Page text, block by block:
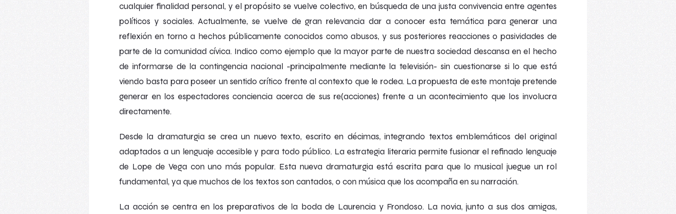
cualquier finalidad personal, y el propósito se vuelve colectivo, en búsqueda de una justa convivencia entre agentes
políticos y sociales. Actualmente, se vuelve de gran relevancia dar a conocer esta temática para generar una
reflexión en torno a hechos públicamente conocidos comoabusos, y sus posteriores reacciones o pasividades de
parte de la comunidad cívica. Indico como ejemplo que la mayor parte de nuestra sociedad descansa en el hecho
de informarse de la contingencia nacional -principalmente mediante la televisión- sin cuestionarse si lo que está
viendo basta para poseer un sentido crítico frente al contexto que le rodea. La propuesta de este montaje pretende
generar en los espectadores conciencia acerca de sus re(acciones) frente a un acontecimiento que los involucra
directamente.
Desde la dramaturgia se crea un nuevo texto, escrito en décimas, integrando textos emblemáticos del original
adaptados a un lenguaje accesible y para todo público. La estrategia literaria permite fusionar el refinado lenguaje
de Lope de Vega con uno más popular. Esta nueva dramaturgia está escrita para que lo musical juegue un rol
fundamental, ya que muchos de los textos son cantados, o con música que los acompaña en su narración.
La acción se centra en los preparativos de la boda de Laurencia y Frondoso. La novia, junto a sus dos amigas,